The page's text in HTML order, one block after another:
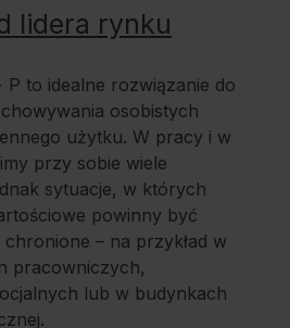
lidera rynku
P to idealne rozwiązanie do
osobistych
użytku. W pracy i w
przy sobie wiele
sytuacje, w których
powinny być
– na przykład w
pracowniczych,
lub w budynkach